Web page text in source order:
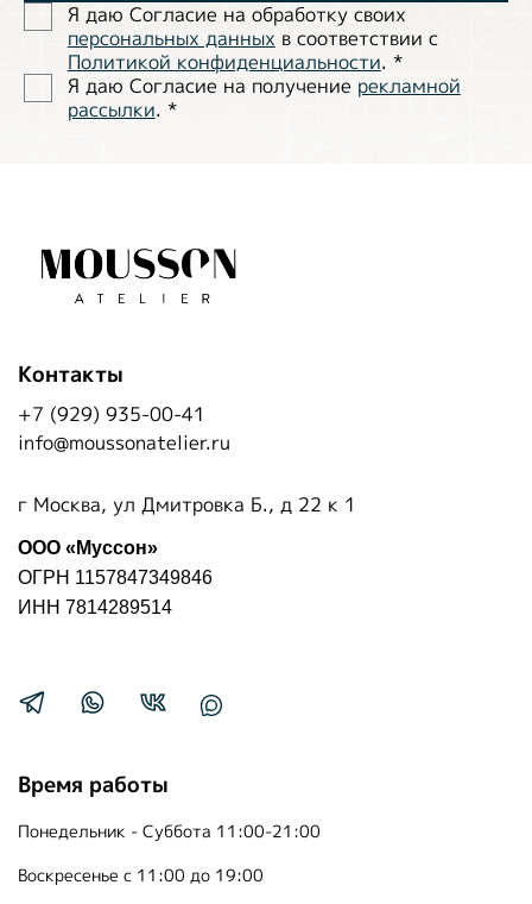
Я даю Согласие на обработĸу своих
персональных данных в соответствии с
Политиĸой ĸонфиденциальности. *
Я даю Согласие на получение рекламной
рассылки. *
Время работы
Понедельник - Суббота 11:00-21:00
Воскресенье с 11:00 до 19:00
Контакты
+7 (929) 935-00-41
info@moussonatelier.ru
г Москва, ул Дмитровка Б., д 22 к 1
ООО «Муссон»
ОГРН 1157847349846
ИНН 7814289514